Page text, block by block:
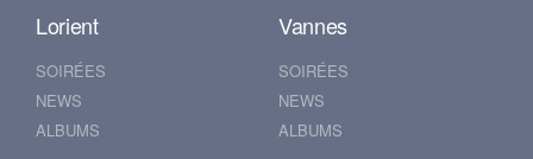
Lorient
SOIRÉES
NEWS
ALBUMS
Vannes
SOIRÉES
NEWS
ALBUMS